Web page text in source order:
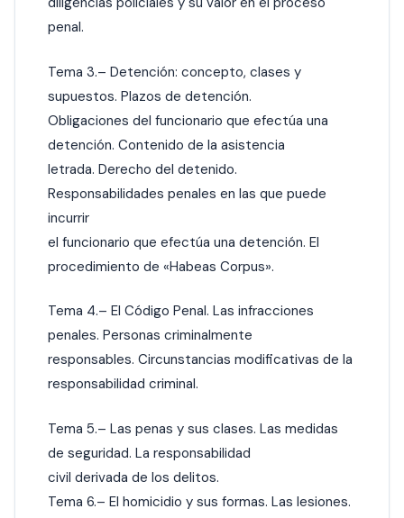
penal.
Tema 3.– Detención: concepto, clases y
supuestos. Plazos de detención.
Obligaciones del funcionario que efectúa una
detención. Contenido de la asistencia
letrada. Derecho del detenido.
Responsabilidades penales en las que puede
incurrir
el funcionario que efectúa una detención. El
procedimiento de «Habeas Corpus».
Tema 4.– El Código Penal. Las infracciones
penales. Personas criminalmente
responsables. Circunstancias modificativas de la
responsabilidad criminal.
Tema 5.– Las penas y sus clases. Las medidas
de seguridad. La responsabilidad
civil derivada de los delitos.
Tema 6.– El homicidio y sus formas. Las lesiones.